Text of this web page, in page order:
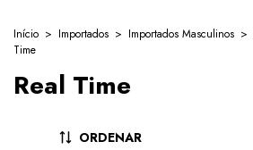
Início > Importados > Importados Masculinos >
Time
Real Time
ORDENAR